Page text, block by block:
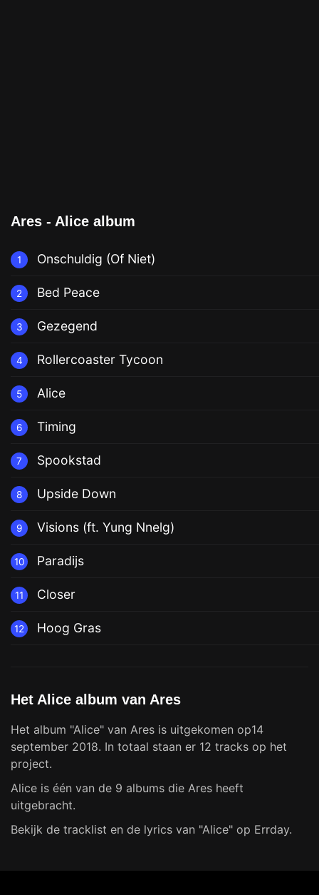
Ares - Alice album
1 Onschuldig (Of Niet)
2 Bed Peace
3 Gezegend
4 Rollercoaster Tycoon
5 Alice
6 Timing
7 Spookstad
8 Upside Down
9 Visions (ft. Yung Nnelg)
10 Paradijs
11 Closer
12 Hoog Gras
Het Alice album van Ares
Het album "Alice" van Ares is uitgekomen op14
september 2018. In totaal staan er 12 tracks op het
project.
Alice is één van de 9 albums die Ares heeft
uitgebracht.
Bekijk de tracklist en de lyrics van "Alice" op Errday.